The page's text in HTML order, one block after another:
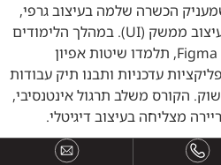
הכשרה שלמה בעיצוב גרפי,
אפיון חוויית משתמש (UX) ועיצוב ממשק (UI). במהלך הלימודים
תעבדו עם כלים מובילים כמו Figma, תלמדו שיטות אפיון
עדכניות ותבנו תיק עבודות
הקורס משלב תרגול אינטנסיבי,
מצליחה בעיצוב דיגיטלי.